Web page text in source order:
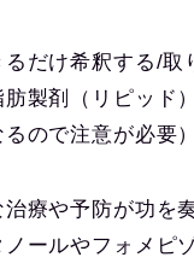
だけ希釈する/
製剤（リピッド
ので注意が必要）
療や予防が功を
ールやフォメピ